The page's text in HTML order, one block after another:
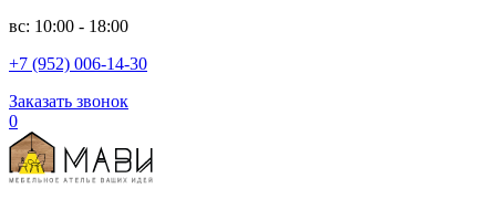
вс: 10:00 - 18:00
+7 (952) 006-14-30
Заказать звонок
0